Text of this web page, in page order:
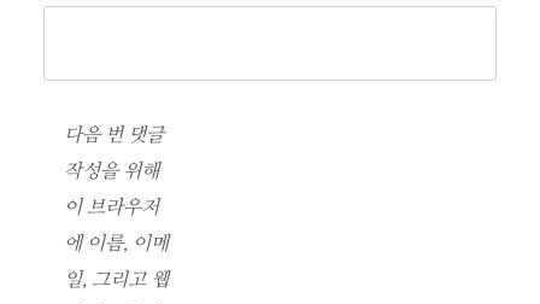
다음 번 댓글
작성을 위해
이 브라우저
에 이름, 이메
일, 그리고 웹